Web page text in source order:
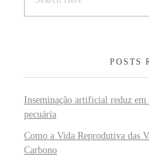
POSTS
Inseminação artificial reduz em
pecuária
Como a Vida Reprodutiva das
Carbono